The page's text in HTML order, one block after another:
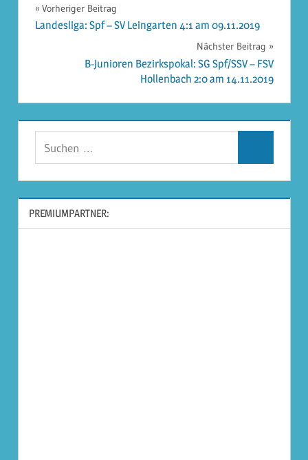
Beitragsnavigation
Vorheriger Beitrag
Landesliga: Spf – SV Leingarten 4:1 am 09.11.2019
Nächster Beitrag
B-Junioren Bezirkspokal: SG Spf/SSV – FSV
Hollenbach 2:0 am 14.11.2019
PREMIUMPARTNER: